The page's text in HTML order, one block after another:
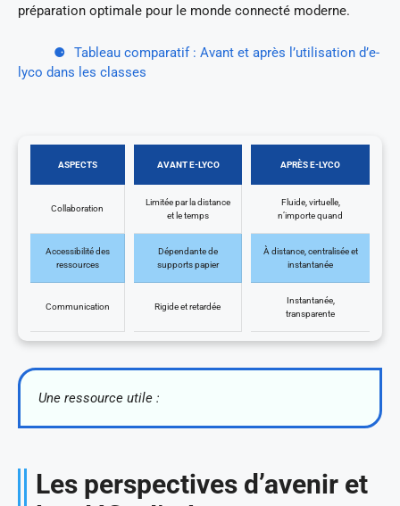
préparation optimale pour le monde connecté moderne.
Tableau comparatif : Avant et après l’utilisation d’e-
lyco dans les classes
ASPECTS AVANT E-LYCO APRÈS E-LYCO
Collaboration
Limitée par la distance
et le temps
Fluide, virtuelle,
n’importe quand
Accessibilité des
ressources
Dépendante de
supports papier
À distance, centralisée et
instantanée
Communication Rigide et retardée
Instantanée,
transparente
Une ressource utile :
Les perspectives d’avenir et